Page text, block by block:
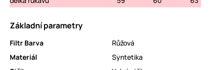
Základní parametry
Filtr Barva
Růžová
Materiál
Syntetika